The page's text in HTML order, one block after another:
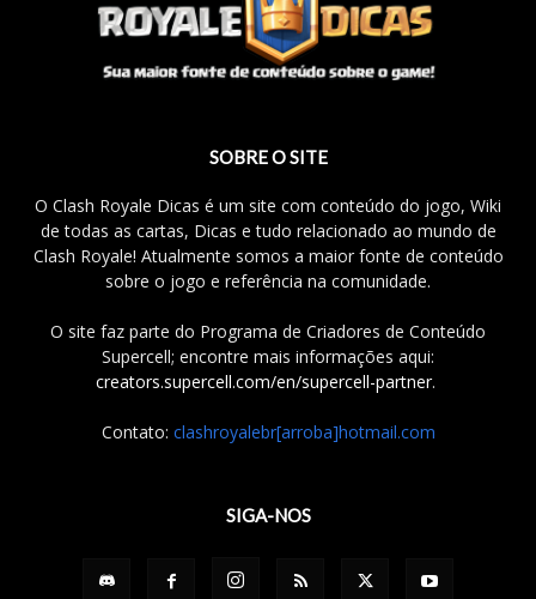
SOBRE O SITE
O Clash Royale Dicas é um site com conteúdo do jogo, Wiki
de todas as cartas, Dicas e tudo relacionado ao mundo de
Clash Royale! Atualmente somos a maior fonte de conteúdo
sobre o jogo e referência na comunidade.
O site faz parte do Programa de Criadores de Conteúdo
Supercell; encontre mais informações aqui:
creators.supercell.com/en/supercell-partner.
Contato: clashroyalebr[arroba]hotmail.com
SIGA-NOS